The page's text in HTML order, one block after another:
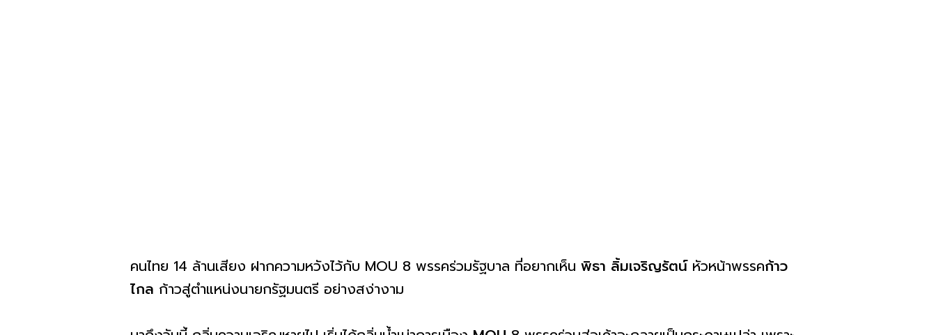
คนไทย 14 ล้านเสียง ฝากความหวังไว้กับ MOU 8 พรรคร่วมรัฐบาล ที่อยากเห็น พิธา ลิ้มเจริญรัตน์หัวหน้าพรรคก้าว
ไกล ก้าวสู่ตำแหน่งนายกรัฐมนตรี อย่างสง่างาม